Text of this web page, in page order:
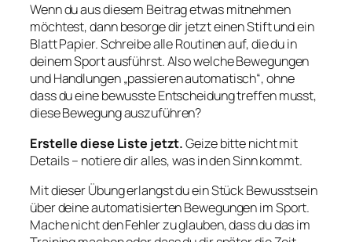
Wenn du aus diesem Beitrag etwas mitnehmen
möchtest, dann besorge dir jetzt einen Stift und ein
Blatt Papier. Schreibe alle Routinen auf, die du in
deinem Sport ausführst. Also welche Bewegungen
und Handlungen „passieren automatisch“, ohne
dass du eine bewusste Entscheidung treffen musst,
diese Bewegung auszuführen?
Erstelle diese Liste jetzt.Geize bitte nicht mit
Details – notiere dir alles, was in den Sinn kommt.
Mit dieser Übung erlangst du ein Stück Bewusstsein
über deine automatisierten Bewegungen im Sport.
Mache nicht den Fehler zu glauben, dass du das im